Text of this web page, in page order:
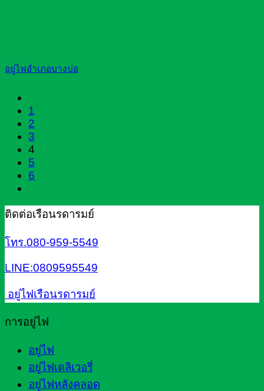
อยู่ไฟอำเภอบางบ่อ
1
2
3
4
5
6
ติดต่อเรือนรดารมย์
โทร.080-959-5549
LINE:0809595549
อยู่ไฟเรือนรดารมย์
การอยู่ไฟ
อยู่ไฟ
อยู่ไฟเดลิเวอรี่
อยู่ไฟหลังคลอด